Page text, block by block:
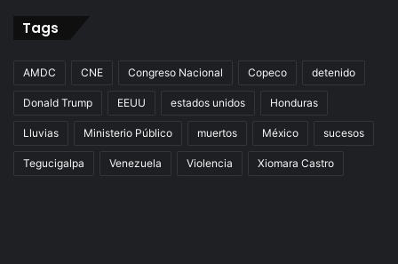
Tags
AMDC CNE Congreso Nacional Copeco detenido
Donald Trump EEUU estados unidos Honduras
Lluvias Ministerio Público muertos México sucesos
Tegucigalpa Venezuela Violencia Xiomara Castro